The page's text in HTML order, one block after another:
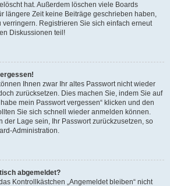
hat. Außerdem löschen viele Boards
längere Zeit keine Beiträge geschrieben haben,
Registrieren Sie sich einfach erneut
Diskussionen teil!
Ihnen zwar Ihr altes Passwort nicht wieder
zurücksetzen. Dies machen Sie, indem Sie auf
mein Passwort vergessen“ klicken und den
Sie sich schnell wieder anmelden können.
der Lage sein, Ihr Passwort zurückzusetzen, so
Administration.
abgemeldet?
Kontrollkästchen „Angemeldet bleiben“ nicht